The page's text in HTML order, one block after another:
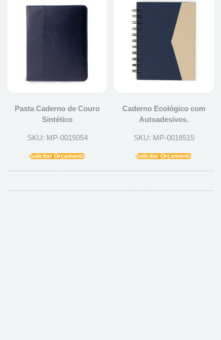
Pasta Caderno de Couro
Sintético
SKU: MP-0015054
Solicitar Orçamento
Caderno Ecológico com
Autoadesivos.
SKU: MP-0018515
Solicitar Orçamento